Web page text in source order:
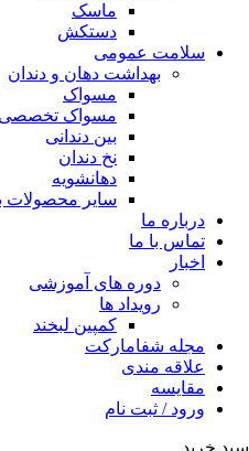
ماسک
دستکش
سلامت عمومی
بهداشت دهان و دندان
مسواک
مسواک تخصصی
بین دندانی
نخ دندان
دهانشویه
سایر محصولات
درباره ما
تماس با ما
اخبار
دوره های آموزشی
رویداد ها
کمپین لبخند
مجله شفامارکت
علاقه مندی
مقایسه
ورود / ثبت نام
سبد خرید